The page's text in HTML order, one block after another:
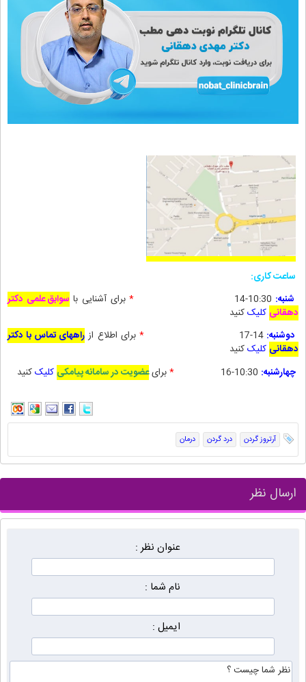
ساعت کاری:
شنبه:
*برای آشنایی با سوابق علمی دکتر
دهقانی کلیککنید
دوشنبه: 14-17
* برای اطلاع از راههای تماس با دکتر
دهقانی کلیککنید
چهارشنبه:
*برایعضویت در سامانه پیامکی کلیککنید
آرتروز گردن درد گردن درمان
ارسال نظر
عنوان نظر :
نام شما :
ایمیل :